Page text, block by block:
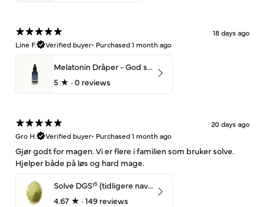
18 days ago
Line F.
Verified buyer• Purchased 1 month ago
Melatonin Dråper - God søvn (+)
5 ★ ·0 reviews
20 days ago
Gro H.
Verified buyer• Purchased 1 month ago
Gjør godt for magen. Vi er flere i familien som bruker solve.
Hjelper både på løs og hard mage.
Solve DGS¹⁵ (tidligere navn: UltiMage) – 350g (30 dager)
4.67 ★ ·149 reviews